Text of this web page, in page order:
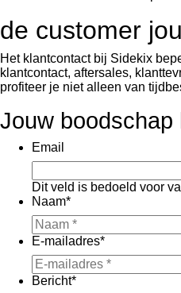
de customer
Het klantcontact bij Sidekix
klantcontact, aftersales,
profiteer je niet alleen van
Jouw
Email
Dit veld is bedoeld voor
Naam*
E-mailadres*
Bericht*